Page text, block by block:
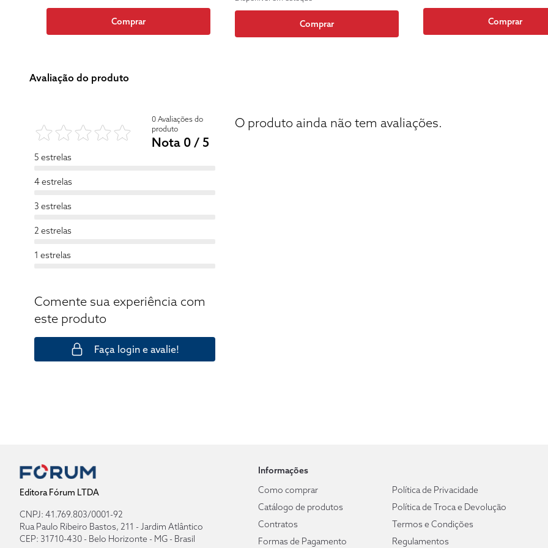
Comprar Comprar Comprar
Avaliação do produto
0 Avaliações do
produto
Nota 0 / 5
5 estrelas
4 estrelas
3 estrelas
2 estrelas
1 estrelas
Comente sua experiência com
este produto
Faça login e avalie!
O produto ainda não tem avaliações.
Editora Fórum LTDA
CNPJ: 41.769.803/0001-92
Rua Paulo Ribeiro Bastos, 211 - Jardim Atlântico
CEP: 31710-430 - Belo Horizonte - MG - Brasil
Informações
Como comprar
Catálogo de produtos
Contratos
Formas de Pagamento
Política de Privacidade
Política de Troca e Devolução
Termos e Condições
Regulamentos